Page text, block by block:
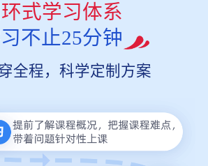
式学习体系
不止25分钟
全程，科学定制方案